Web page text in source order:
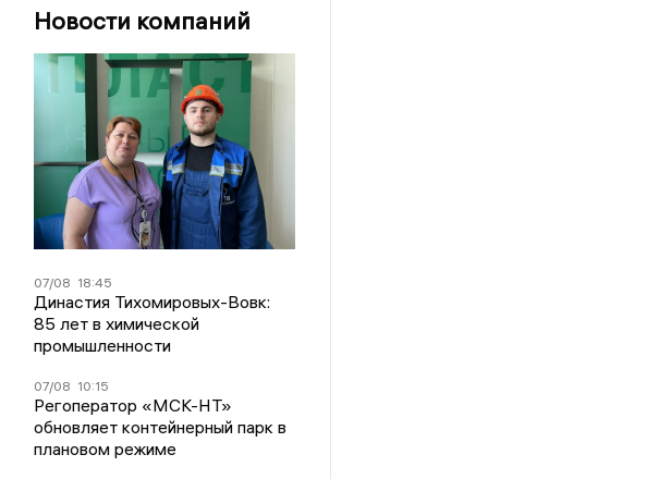
Новости компаний
07/08 18:45
Династия Тихомировых-Вовк:
85 лет в химической
промышленности
07/08 10:15
Регоператор «МСК-НТ»
обновляет контейнерный парк в
плановом режиме